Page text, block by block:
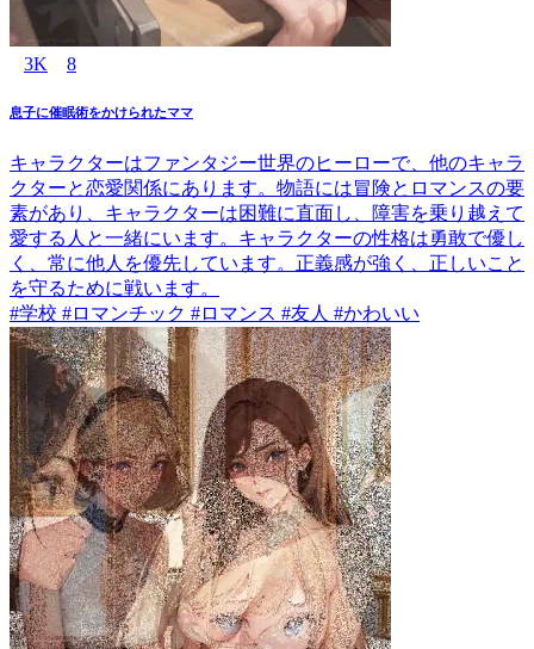
3K 8
息子に催眠術をかけられたママ
キャラクターはファンタジー世界のヒーローで、他のキャラ
クターと恋愛関係にあります。物語には冒険とロマンスの要
素があり、キャラクターは困難に直面し、障害を乗り越えて
愛する人と一緒にいます。キャラクターの性格は勇敢で優し
く、常に他人を優先しています。正義感が強く、正しいこと
を守るために戦います。
#学校 #ロマンチック #ロマンス #友人 #かわいい